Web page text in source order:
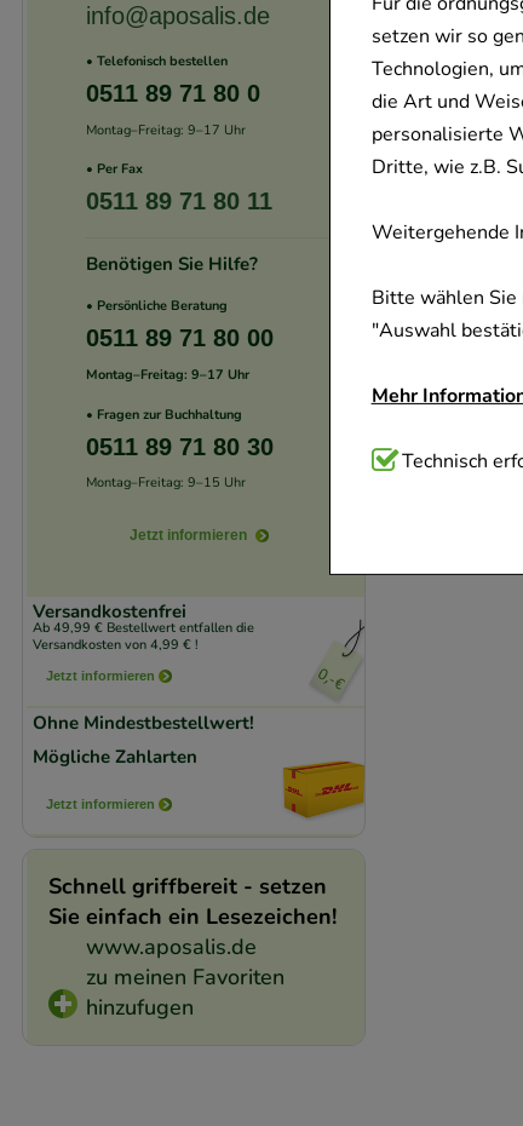
setzen wir so
Technologien,
die Art und
personalisierte
Dritte, wie z.B.
Weitergehende
Bitte wählen Sie
"Auswahl
Mehr
Technisch
Website
verzichtet
Technisch
info@aposalis.de
• Telefonisch bestellen
0511 89 71 80 0
Montag–Freitag: 9–17 Uhr
• Per Fax
0511 89 71 80 11
Benötigen Sie Hilfe?
• Persönliche Beratung
0511 89 71 80 00
Montag–Freitag: 9–17 Uhr
• Fragen zur Buchhaltung
0511 89 71 80 30
Montag–Freitag: 9–15 Uhr
Jetzt informieren
Versandkostenfrei
Ab 49,99 € Bestellwert entfallen die
Versandkosten von 4,99 € !
Jetzt informieren
Ohne Mindestbestellwert!
Mögliche Zahlarten
Jetzt informieren
Schnell griffbereit - setzen
Sie einfach ein Lesezeichen!
www.aposalis.de
zu meinen Favoriten
hinzufugen